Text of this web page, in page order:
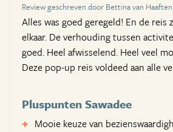
Review geschreven door Bettina van
Alles was goed geregeld! En de reis
elkaar. De verhouding tussen
goed. Heel afwisselend. Heel veel
Deze pop-up reis voldeed aan alle
Pluspunten Sawadee
Mooie keuze van